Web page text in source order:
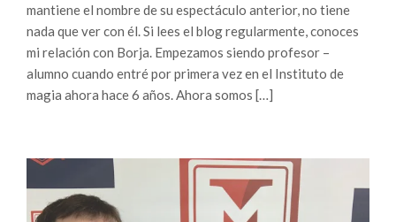
mantiene el nombre de su espectáculo anterior, no tiene
nada que ver con él. Si lees el blog regularmente, conoces
mi relación con Borja. Empezamos siendo profesor –
alumno cuando entré por primera vez en el Instituto de
magia ahora hace 6 años. Ahora somos […]